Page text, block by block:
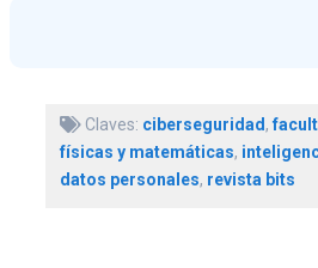
Claves: ciberseguridad ,
físicas y matemáticas,
datos personales, revista bits